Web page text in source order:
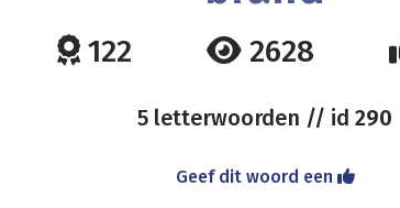
122 2628
5 letterwoorden // id 290
Geef dit woord een